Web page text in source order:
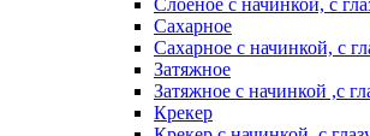
Слоеное с начинкой, с
Сахарное
Сахарное с начинкой, с
Затяжное
Затяжное с начинкой ,с
Крекер